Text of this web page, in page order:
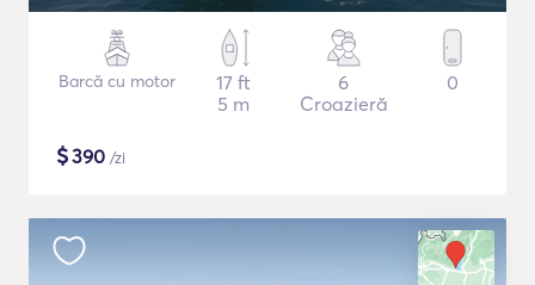
Barcă cu motor
17 ft
5 m
6
Croazieră
0
$390 /zi